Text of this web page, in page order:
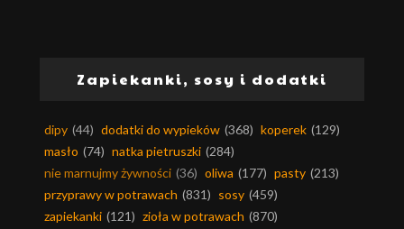
Zapiekanki, sosy i dodatki
dipy (44) dodatki do wypieków (368) koperek (129)
masło (74) natka pietruszki (284)
nie marnujmy żywności (36) oliwa (177) pasty (213)
przyprawy w potrawach (831) sosy (459)
zapiekanki (121) zioła w potrawach (870)